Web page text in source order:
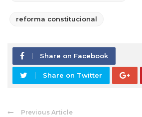
reforma constitucional
Share on Facebook
Share on Twitter
Previous Article